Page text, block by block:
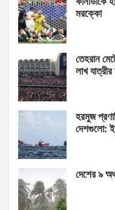
মরক্কো
তেহরান
লাখ যাত্রীর
হরমুজ
দেশগুলো:
দেশের ৯